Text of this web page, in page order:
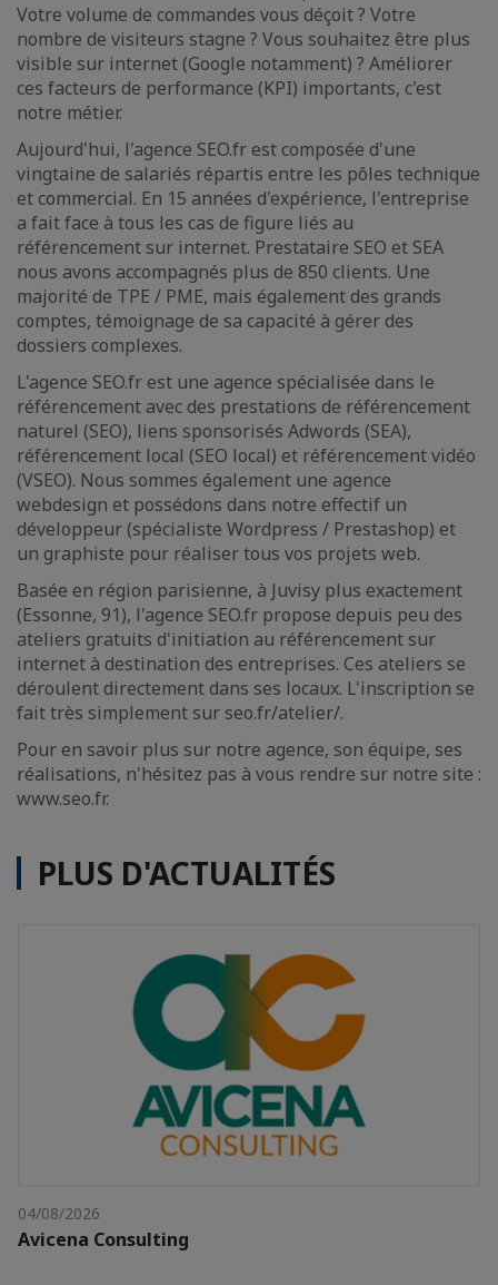
Votre volume de commandes vous déçoit ? Votre
nombre de visiteurs stagne ? Vous souhaitez être plus
visible sur internet (Google notamment) ? Améliorer
ces facteurs de performance (KPI) importants, c'est
notre métier.
Aujourd'hui, l'agence SEO.fr est composée d'une
vingtaine de salariés répartis entre les pôles technique
et commercial. En 15 années d'expérience, l'entreprise
a fait face à tous les cas de figure liés au
référencement sur internet. Prestataire SEO et SEA
nous avons accompagnés plus de 850 clients. Une
majorité de TPE / PME, mais également des grands
comptes, témoignage de sa capacité à gérer des
dossiers complexes.
L'agence SEO.fr est une agence spécialisée dans le
référencement avec des prestations de référencement
naturel (SEO), liens sponsorisés Adwords (SEA),
référencement local (SEO local) et référencement vidéo
(VSEO). Nous sommes également une agence
webdesign et possédons dans notre effectif un
développeur (spécialiste Wordpress / Prestashop) et
un graphiste pour réaliser tous vos projets web.
Basée en région parisienne, à Juvisy plus exactement
(Essonne, 91), l'agence SEO.fr propose depuis peu des
ateliers gratuits d'initiation au référencement sur
internet à destination des entreprises. Ces ateliers se
déroulent directement dans ses locaux. L'inscription se
fait très simplement sur seo.fr/atelier/.
Pour en savoir plus sur notre agence, son équipe, ses
réalisations, n'hésitez pas à vous rendre sur notre site :
www.seo.fr.
PLUS D'ACTUALITÉS
04/08/2026
Avicena Consulting